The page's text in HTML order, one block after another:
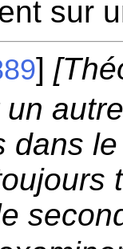
sur
]
dans